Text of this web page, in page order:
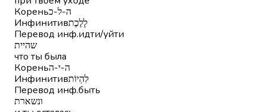
Кореньה-ל-כ
Инфинитивלָלֶכֶת
Перевод инф.идти/уйти
שהיית
что ты была
Кореньה-י-ה
Инфинитивלִהְיוֹת
Перевод инф.быть
ונשארת